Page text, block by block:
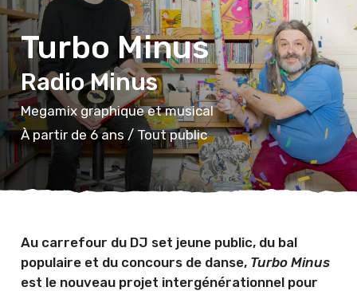
Turbo Minus
Radio Minus
Megamix graphique et musical
À partir de 6 ans/Tout public
Au carrefour du DJ set jeune public, du bal
populaire et du concours de danse, Turbo Minus
est le nouveau projet intergénérationnel pour